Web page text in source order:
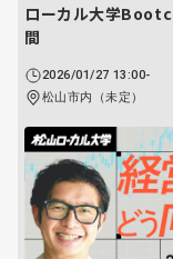
ローカル大学
間
2026/01/27 13:00-
松山市内（未定）